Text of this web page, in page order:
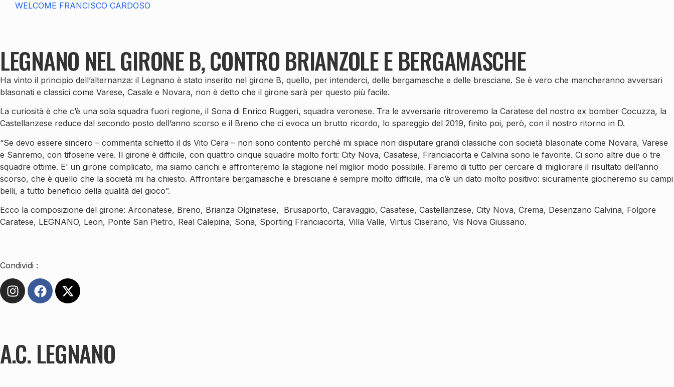
WELCOME FRANCISCO CARDOSO
LEGNANO NEL GIRONE B, CONTRO BRIANZOLE E BERGAMASCHE
Ha vinto il principio dell’alternanza: il Legnano è stato inserito nel girone B, quello, per intenderci, delle bergamasche e delle bresciane. Se è vero che mancheranno avversari
blasonati e classici come Varese, Casale e Novara, non è detto che il girone sarà per questo più facile.
La curiosità è che c’è una sola squadra fuori regione, il Sona di Enrico Ruggeri, squadra veronese. Tra le avversarie ritroveremo la Caratese del nostro ex bomber Cocuzza, la
Castellanzese reduce dal secondo posto dell’anno scorso e il Breno che ci evoca un brutto ricordo, lo spareggio del 2019, finito poi, però, con il nostro ritorno in D.
“Se devo essere sincero – commenta schietto il ds Vito Cera – non sono contento perché mi spiace non disputare grandi classiche con società blasonate come Novara, Varese
e Sanremo, con tifoserie vere. Il girone è difficile, con quattro cinque squadre molto forti: City Nova, Casatese, Franciacorta e Calvina sono le favorite. Ci sono altre due o tre
squadre ottime. E’ un girone complicato, ma siamo carichi e affronteremo la stagione nel miglior modo possibile. Faremo di tutto per cercare di migliorare il risultato dell’anno
scorso, che è quello che la società mi ha chiesto. Affrontare bergamasche e bresciane è sempre molto difficile, ma c’è un dato molto positivo: sicuramente giocheremo su campi
belli, a tutto beneficio della qualità del gioco”.
Ecco la composizione del girone: Arconatese, Breno, Brianza Olginatese, Brusaporto, Caravaggio, Casatese, Castellanzese, City Nova, Crema, Desenzano Calvina, Folgore
Caratese, LEGNANO, Leon, Ponte San Pietro, Real Calepina, Sona, Sporting Franciacorta, Villa Valle, Virtus Ciserano, Vis Nova Giussano.
Condividi :
A.C. LEGNANO